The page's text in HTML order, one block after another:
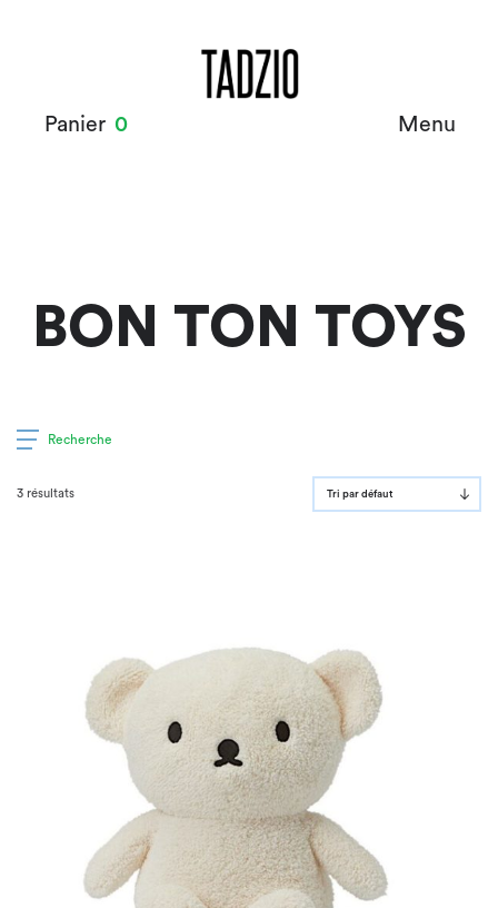
Panier 0 Menu
BON TON TOYS
Recherche
3 résultats Tri par défaut